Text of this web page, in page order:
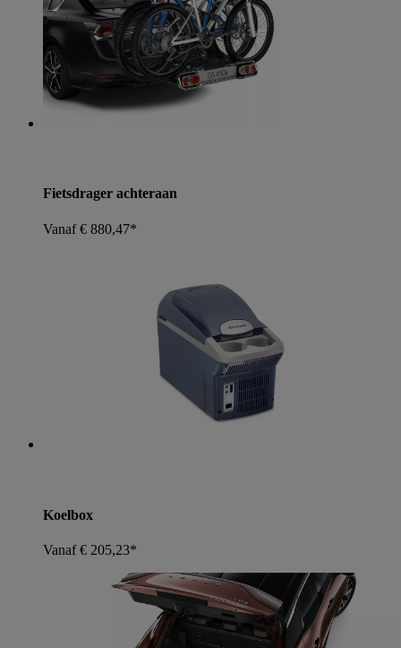
Fietsdrager achteraan
Vanaf € 880,47*
Koelbox
Vanaf € 205,23*